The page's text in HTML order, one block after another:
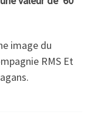
image du
RMS Et